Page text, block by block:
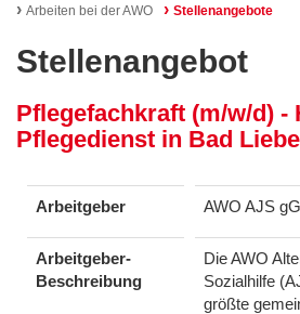
› Arbeiten bei der AWO › Stellenangebote
Stellenangebot
Pflegefachkraft (m/w/d) -
Pflegedienst in Bad
Arbeitgeber AWO AJS
Arbeitgeber-
Beschreibung
Die AWO
Sozialhilfe
größte